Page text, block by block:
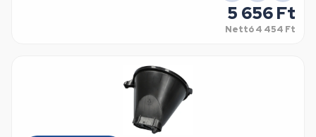
5 656 Ft
Nettó4 454 Ft